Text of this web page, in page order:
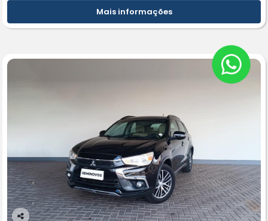
Mais informações